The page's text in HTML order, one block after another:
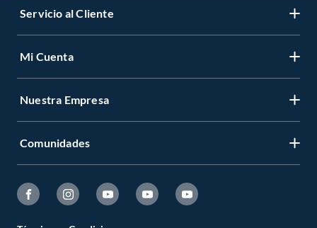
Servicio al Cliente
Mi Cuenta
Nuestra Empresa
Comunidades